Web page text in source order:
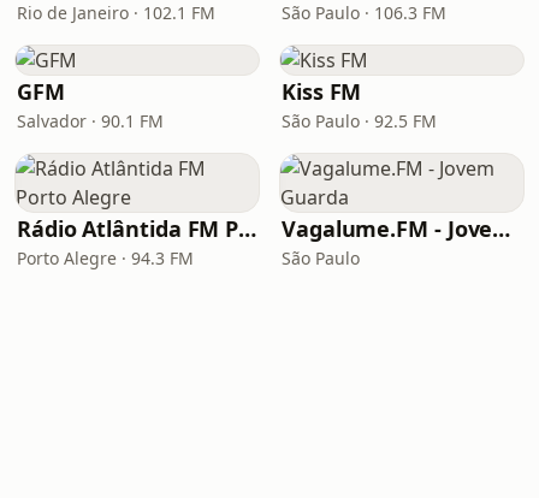
Rio de Janeiro · 102.1 FM São Paulo · 106.3 FM
GFM
Salvador · 90.1 FM
Kiss FM
São Paulo · 92.5 FM
Rádio Atlântida FM Porto Alegre
Porto Alegre · 94.3 FM
Vagalume.FM - Jovem Guarda
São Paulo